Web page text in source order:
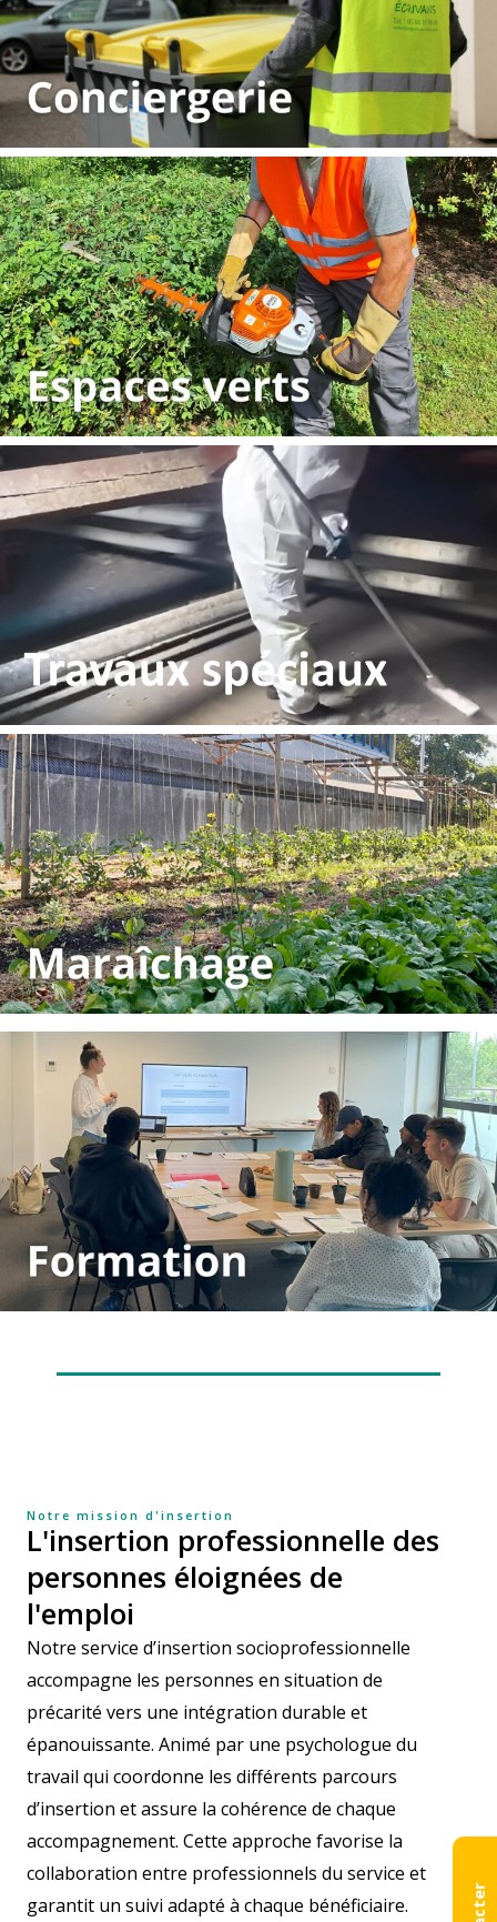
Notre mission d'insertion
L'insertion professionnelle des
personnes éloignées de
l'emploi
Notre service d’insertion socioprofessionnelle
accompagne les personnes en situation de
précarité vers une intégration durable et
épanouissante. Animé par une psychologue du
travail qui coordonne les différents parcours
d’insertion et assure la cohérence de chaque
accompagnement. Cette approche favorise la
collaboration entre professionnels du service et
garantit un suivi adapté à chaque bénéficiaire.